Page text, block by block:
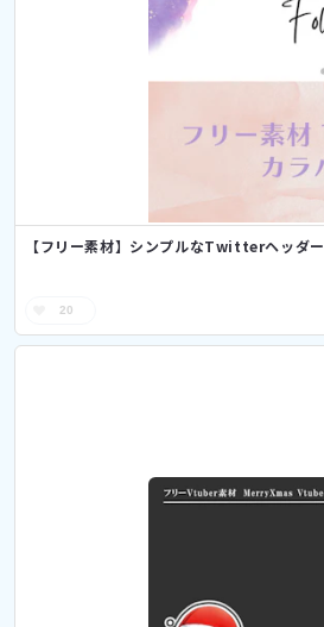
【フリー素材】シンプルなTwitterヘッダー
20